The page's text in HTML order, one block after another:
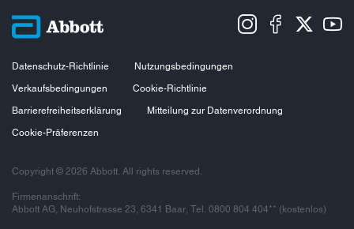
Datenschutz-Richtlinie
Nutzungsbedingungen
Verkaufsbedingungen
Cookie-Richtlinie
Barrierefreiheitserklärung
Mitteilung zur Datenverordnung
Cookie-Präferenzen
Copyright © 2026 Abbott. All rights reserved.
Firmenanschrift:
Abbott AG, Neuhofstrasse 23, 6341 Baar, Tel. 0800 804 404** (kostenlos)